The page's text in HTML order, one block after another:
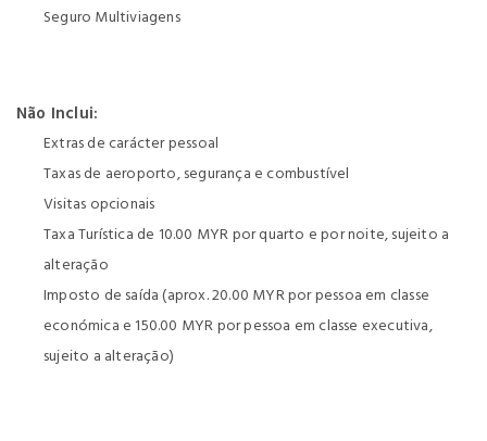
Seguro Multiviagens
Não Inclui:
Extras de carácter pessoal
Taxas de aeroporto, segurança e combustível
Visitas opcionais
Taxa Turística de 10.00 MYR por quarto e por noite, sujeito a
alteração
Imposto de saída (aprox. 20.00 MYR por pessoa em classe
económica e 150.00 MYR por pessoa em classe executiva,
sujeito a alteração)